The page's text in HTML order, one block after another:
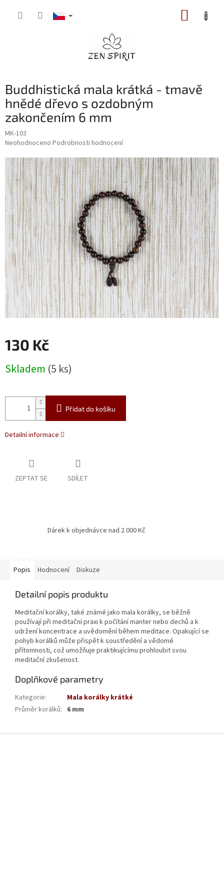
Buddhistická mala krátká - tmavě
hnědé dřevo s ozdobným
zakončením 6 mm
MK-103
Průměrné
produktu
je
0,0
z
5
hvězdiček.
Neohodnoceno Podrobnosti hodnocení
130 Kč
cena:
Skladem (5 ks)
Přidat do košíku
Detailní informace
ZEPTAT SE SDÍLET
Dárek k objednávce nad 2 000 Kč
Popis Hodnocení Diskuze
Detailní popis produktu
Meditační korálky, také známé jako mala korálky, se běžně
používají při meditační praxi k počítání manter nebo dechů a k
udržení koncentrace a uvědomění během meditace. Opakující se
pohyb korálků může přispět k soustředění a vědomé
přítomnosti, což umožňuje praktikujícímu prohloubit svou
meditační zkušenost.
Doplňkové parametry
Kategorie:
Mala korálky krátké
Průměr korálků: 6 mm